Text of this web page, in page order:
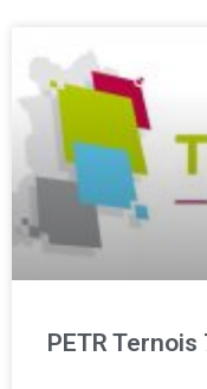
PETR Ternois